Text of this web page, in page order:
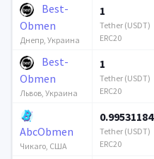
Best-
Obmen
Днепр, Украина
1
Tether (USDT)
ERC20
Best-
Obmen
Львов, Украина
1
Tether (USDT)
ERC20
AbcObmen
Чикаго, США
0.99531184
Tether (USDT)
ERC20